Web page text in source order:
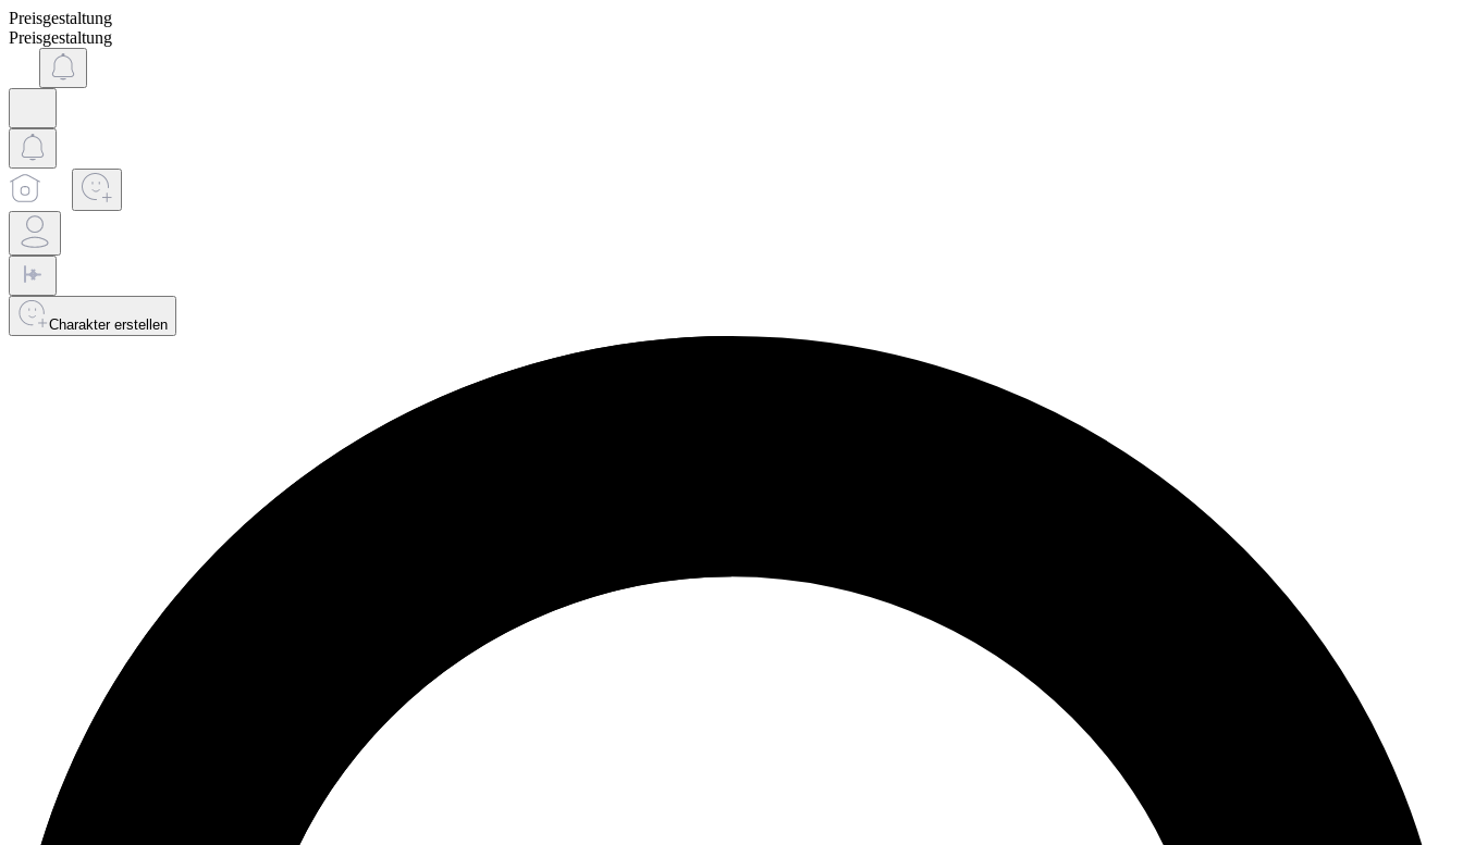
Preisgestaltung
Preisgestaltung
Charakter erstellen